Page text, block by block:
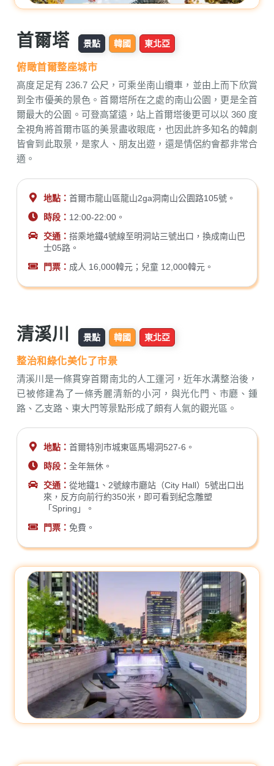
首爾塔 景點 韓國 東北亞
俯瞰首爾整座城市
高度足足有 236.7 公尺，可乘坐南山纜車，並由上而下欣賞
到全市優美的景色。首爾塔所在之處的南山公園，更是全首
爾最大的公園。可登高望遠，站上首爾塔後更可以以 360 度
全視角將首爾市區的美景盡收眼底，也因此許多知名的韓劇
皆會到此取景，是家人、朋友出遊，還是情侶約會都非常合
適。
地點：首爾市龍山區龍山2ga洞南山公園路105號。
時段： 12:00-22:00。
交通：搭乘地鐵4號線至明洞站三號出口，換成南山巴
士05路。
門票： 成人 16,000韓元；兒童 12,000韓元。
清溪川 景點 韓國 東北亞
整治和綠化美化了市景
清溪川是一條貫穿首爾南北的人工運河，近年水溝整治後，
已被修建為了一條秀麗清新的小河，與光化門、市廳、鍾
路、乙支路、東大門等景點形成了頗有人氣的觀光區。
地點：首爾特別市城東區馬場洞527-6。
時段：全年無休。
交通：從地鐵1、2號線市廳站（City Hall）5號出口出
來，反方向前行約350米，即可看到紀念雕塑
「Spring」。
門票：免費。